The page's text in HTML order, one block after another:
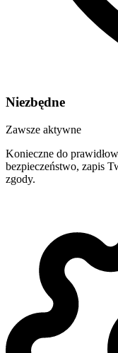
Niezbędne
Zawsze aktywne
Konieczne do
bezpieczeństwo, zapis
zgody.